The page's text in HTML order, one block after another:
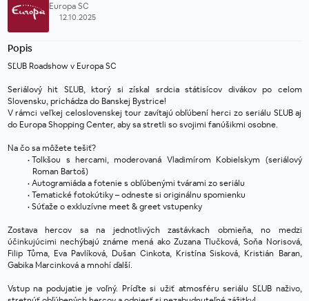
Europa SC
12.10.2025
Popis
SĽUB Roadshow v Europa SC
Seriálový hit SĽUB, ktorý si získal srdcia státisícov divákov po celom
Slovensku, prichádza do Banskej Bystrice!
V rámci veľkej celoslovenskej tour zavítajú obľúbení herci zo seriálu SĽUB aj
do Europa Shopping Center, aby sa stretli so svojimi fanúšikmi osobne.
Na čo sa môžete tešiť?
Tolkšou s hercami, moderovaná Vladimírom Kobielskym (seriálový
Roman Bartoš)
Autogramiáda a fotenie s obľúbenými tvárami zo seriálu
Tematické fotokútiky – odneste si originálnu spomienku
Súťaže o exkluzívne meet & greet vstupenky
Zostava hercov sa na jednotlivých zastávkach obmieňa, no medzi
účinkujúcimi nechýbajú známe mená ako Zuzana Tlučková, Soňa Norisová,
Filip Tůma, Eva Pavlíková, Dušan Cinkota, Kristína Sisková, Kristián Baran,
Gabika Marcinková a mnohí ďalší.
Vstup na podujatie je voľný. Príďte si užiť atmosféru seriálu SĽUB naživo,